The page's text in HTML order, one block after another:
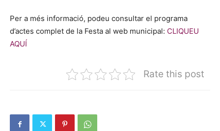
Per a més informació, podeu consultar el programa
d’actes complet de la Festa al web municipal: CLIQUEU
AQUÍ
Rate this post